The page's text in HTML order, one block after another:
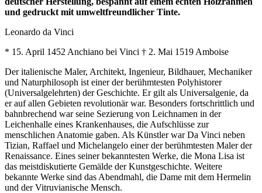
und gedruckt mit umweltfreundlicher Tinte.
Leonardo da Vinci
* 15. April 1452 Anchiano bei Vinci † 2. Mai 1519 Amboise
Der italienische Maler, Architekt, Ingenieur, Bildhauer, Mechaniker
und Naturphilosoph ist einer der berühmtesten Polyhistorer
(Universalgelehrten) der Geschichte. Er gilt als Universalgenie, da
er auf allen Gebieten revolutionär war. Besonders fortschrittlich und
bahnbrechend war seine Sezierung von Leichnamen in der
Leichenhalle eines Krankenhauses, die Aufschlüsse zur
menschlichen Anatomie gaben. Als Künstler war Da Vinci neben
Tizian, Raffael und Michelangelo einer der berühmtesten Maler der
Renaissance. Eines seiner bekanntesten Werke, die Mona Lisa ist
das meistdiskutierte Gemälde der Kunstgeschichte. Weitere
bekannte Werke sind das Abendmahl, die Dame mit dem Hermelin
und der Vitruvianische Mensch.